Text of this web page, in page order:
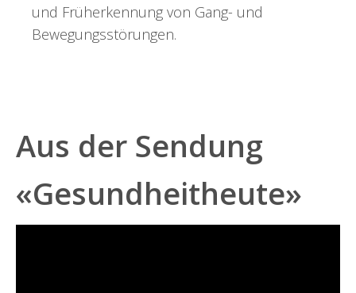
und Früherkennung von Gang- und
Bewegungsstörungen.
Aus der Sendung
«Gesundheitheute»